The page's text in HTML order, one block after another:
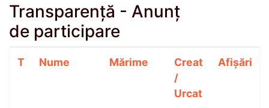
Transparență - Anunț
de participare
T Nume Mărime
Creat
/
Urcat
Afișări